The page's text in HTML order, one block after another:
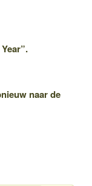
naar de